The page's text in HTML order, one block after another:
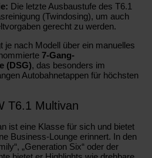
Die letzte Ausbaustufe des T6.1
(Twindosing), um auch
gerecht zu werden.
je nach Modell über ein manuelles
7-Gang-
(DSG), das besonders im
Autobahnetappen für höchsten
T6.1 Multivan
ist eine Klasse für sich und bietet
Business-Lounge erinnert. In den
„Generation Six“ oder der